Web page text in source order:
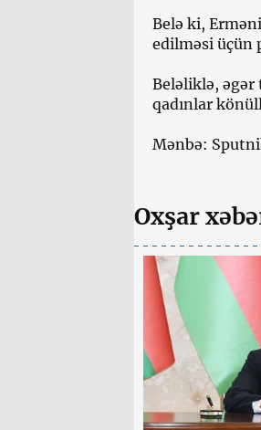
Belə ki,
edilməsi üçün
Beləliklə,
qadınlar
Mənbə:
Oxşar